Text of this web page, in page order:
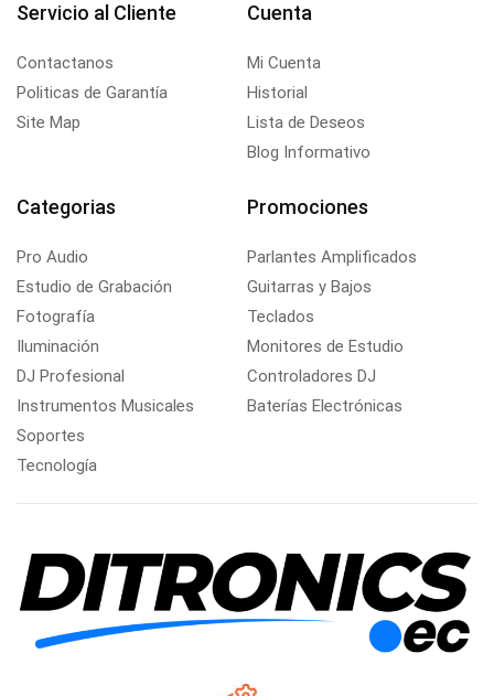
Servicio al Cliente
Contactanos
Politicas de Garantía
Site Map
Cuenta
Mi Cuenta
Historial
Lista de Deseos
Blog Informativo
Categorias
Pro Audio
Estudio de Grabación
Fotografía
Iluminación
DJ Profesional
Instrumentos Musicales
Soportes
Tecnología
Promociones
Parlantes Amplificados
Guitarras y Bajos
Teclados
Monitores de Estudio
Controladores DJ
Baterías Electrónicas